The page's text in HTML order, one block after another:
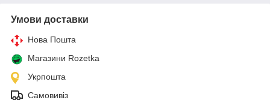
Умови доставки
Нова Пошта
Магазини Rozetka
Укрпошта
Самовивіз